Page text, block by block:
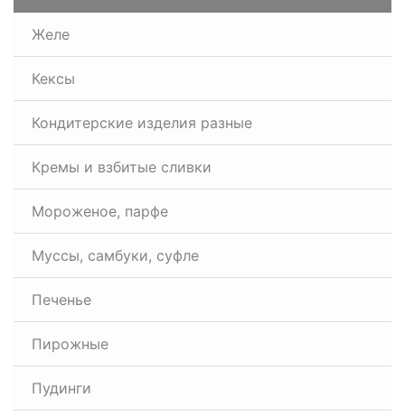
Желе
Кексы
Кондитерские изделия разные
Кремы и взбитые сливки
Мороженое, парфе
Муссы, самбуки, суфле
Печенье
Пирожные
Пудинги